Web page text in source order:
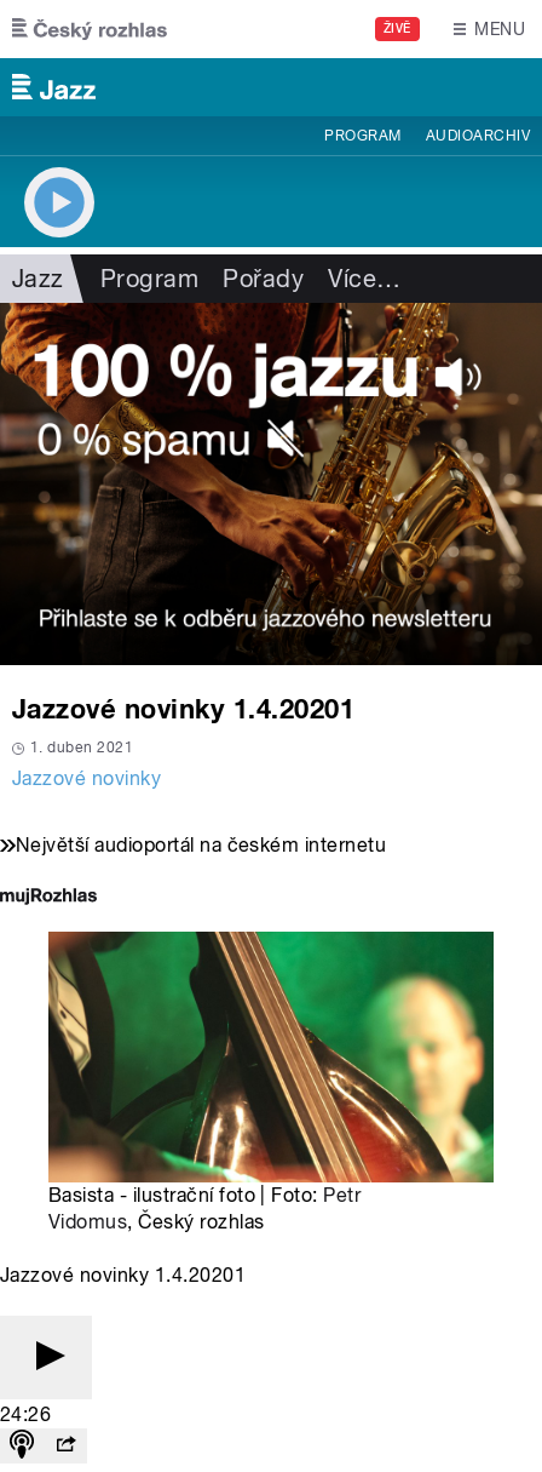
Přejít k hlavnímu obsahu
ŽIVĚ MENU
PROGRAM AUDIOARCHIV
Jazz Program Pořady Více…
Jazzové novinky 1.4.20201
1. duben 2021
Jazzové novinky
Největší audioportál na českém internetu
Basista - ilustrační foto | Foto: Petr
Vidomus, Český rozhlas
Jazzové novinky 1.4.20201
24:26